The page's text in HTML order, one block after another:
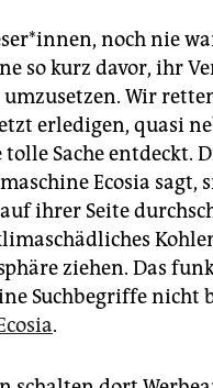
noch nie
so kurz davor, ihr
umzusetzen. Wir
erledigen, quasi
tolle Sache entdeckt.
Ecosia sagt,
ihrer Seite
ziehen. Das
Suchbegriffe nicht
.